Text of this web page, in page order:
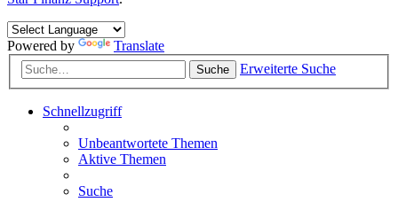
Powered by Translate
Suche Erweiterte Suche
Schnellzugriff
Unbeantwortete Themen
Aktive Themen
Suche